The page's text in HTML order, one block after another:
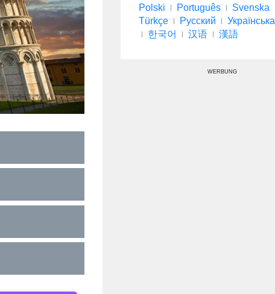
Polski
Português
Svenska
Türkçe
Русский Українська
한국어
汉语 漢語
WERBUNG